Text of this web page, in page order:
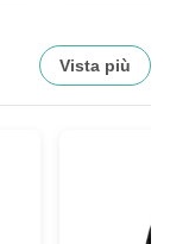
Vista più